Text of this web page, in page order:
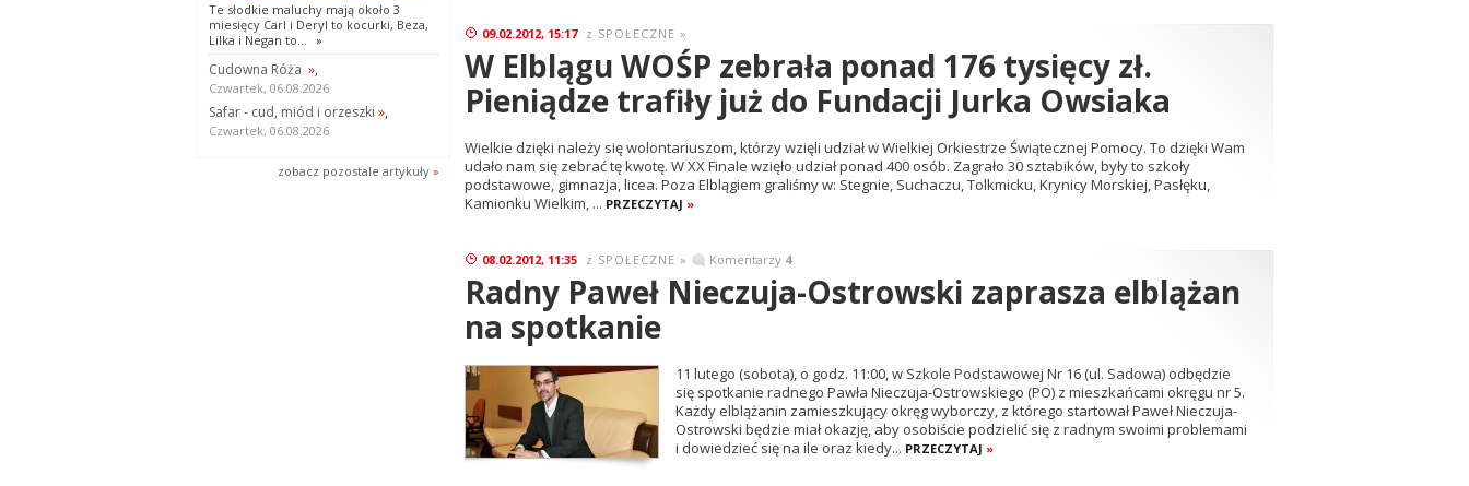
Te słodkie maluchy mają około 3
miesięcy Carl i Deryl to kocurki, Beza,
Lilka i Negan to... »
Cudowna Róża »,
Czwartek, 06.08.2026
Safar - cud, miód i orzeszki »,
Czwartek, 06.08.2026
zobacz pozostale artykuły »
09.02.2012, 15:17 z SPOŁECZNE »
W Elblągu WOŚP zebrała ponad 176 tysięcy zł.
Pieniądze trafiły już do Fundacji Jurka Owsiaka
Wielkie dzięki należy się wolontariuszom, którzy wzięli udział w Wielkiej Orkiestrze Świątecznej Pomocy. To dzięki Wam
udało nam się zebrać tę kwotę. W XX Finale wzięło udział ponad 400 osób. Zagrało 30 sztabików, były to szkoły
podstawowe, gimnazja, licea. Poza Elblągiem graliśmy w: Stegnie, Suchaczu, Tolkmicku, Krynicy Morskiej, Pasłęku,
Kamionku Wielkim, ... PRZECZYTAJ »
08.02.2012, 11:35 z SPOŁECZNE » Komentarzy 4
Radny Paweł Nieczuja-Ostrowski zaprasza elblążan
na spotkanie
11 lutego (sobota), o godz. 11:00, w Szkole Podstawowej Nr 16 (ul. Sadowa) odbędzie
się spotkanie radnego Pawła Nieczuja-Ostrowskiego (PO) z mieszkańcami okręgu nr 5.
Każdy elblążanin zamieszkujący okręg wyborczy, z którego startował Paweł Nieczuja-
Ostrowski będzie miał okazję, aby osobiście podzielić się z radnym swoimi problemami
i dowiedzieć się na ile oraz kiedy... PRZECZYTAJ »